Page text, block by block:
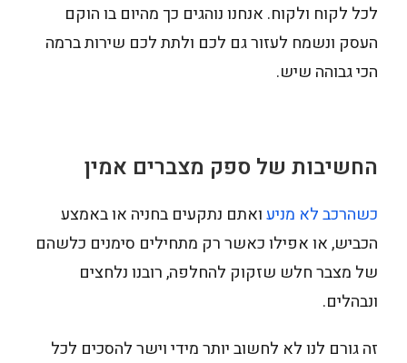
לכל לקוח ולקוח. אנחנו נוהגים כך מהיום בו הוקם
העסק ונשמח לעזור גם לכם ולתת לכם שירות ברמה
הכי גבוהה שיש.
החשיבות של ספק מצברים אמין
כשהרכב לא מניעואתם נתקעים בחניה או באמצע
הכביש, או אפילו כאשר רק מתחילים סימנים כלשהם
של מצבר חלש שזקוק להחלפה, רובנו נלחצים
ונבהלים.
זה גורם לנו לא לחשוב יותר מידי וישר להסכים לכל